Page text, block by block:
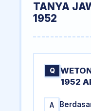
TANYA
1952
Q
1952
A